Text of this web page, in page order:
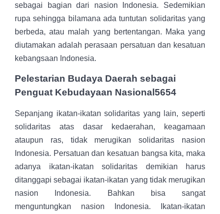
sebagai bagian dari nasion Indonesia. Sedemikian
rupa sehingga bilamana ada tuntutan solidaritas yang
berbeda, atau malah yang bertentangan. Maka yang
diutamakan adalah perasaan persatuan dan kesatuan
kebangsaan Indonesia.
Pelestarian Budaya Daerah sebagai
Penguat Kebudayaan Nasional5654
Sepanjang ikatan-ikatan solidaritas yang lain, seperti
solidaritas atas dasar kedaerahan, keagamaan
ataupun ras, tidak merugikan solidaritas nasion
Indonesia. Persatuan dan kesatuan bangsa kita, maka
adanya ikatan-ikatan solidaritas demikian harus
ditanggapi sebagai ikatan-ikatan yang tidak merugikan
nasion Indonesia. Bahkan bisa sangat
menguntungkan nasion Indonesia. Ikatan-ikatan